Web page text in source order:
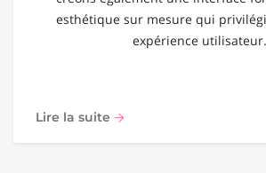
esthétique sur mesure qui
expérience utilisateur.
Lire la suite